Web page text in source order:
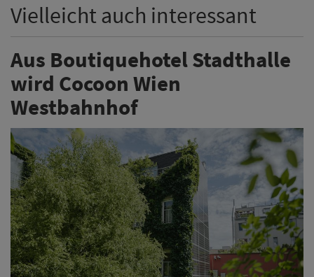
Vielleicht auch interessant
Aus Boutiquehotel Stadthalle
wird Cocoon Wien
Westbahnhof